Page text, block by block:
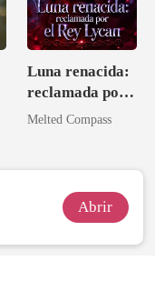
Luna renacida:
reclamada por
el Rey Lycan
Melted Compass
Abrir